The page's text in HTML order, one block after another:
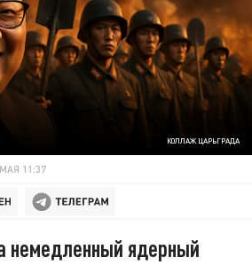
КОЛЛАЖ ЦАРЬГРАДА
11:37
немедленный ядерный